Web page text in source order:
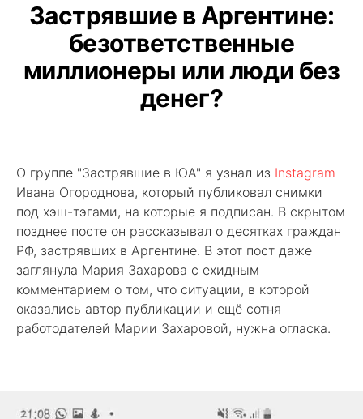
Застрявшие в Аргентине:
безответственные
миллионеры или люди без
денег?
О группе "Застрявшие в ЮА" я узнал из Instagram
Ивана Огороднова, который публиковал снимки
под хэш-тэгами, на которые я подписан. В скрытом
позднее посте он рассказывал о десятках граждан
РФ, застрявших в Аргентине. В этот пост даже
заглянула Мария Захарова с ехидным
комментарием о том, что ситуации, в которой
оказались автор публикации и ещё сотня
работодателей Марии Захаровой, нужна огласка.